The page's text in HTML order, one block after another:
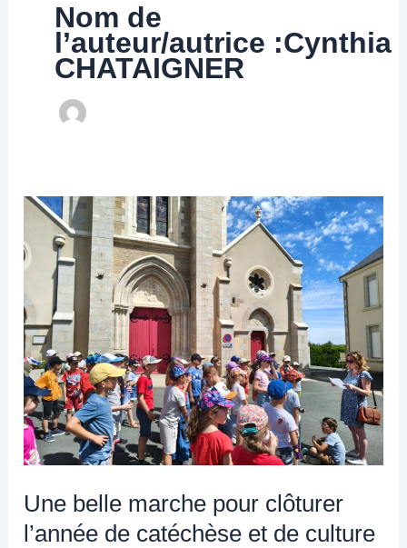
Nom de
l’auteur/autrice :Cynthia
CHATAIGNER
Une belle marche pour clôturer
l’année de catéchèse et de culture
Une
belle
marche
pour
clôturer
l’année
de
catéchèse
et
de
culture
chez
le